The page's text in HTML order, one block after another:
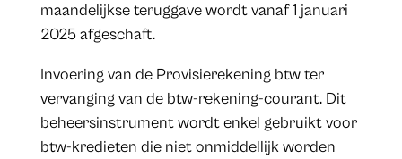
maandelijkse teruggave wordt vanaf 1 januari
2025 afgeschaft.
Invoering van de Provisierekening btw ter
vervanging van de btw-rekening-courant. Dit
beheersinstrument wordt enkel gebruikt voor
btw-kredieten die niet onmiddellijk worden